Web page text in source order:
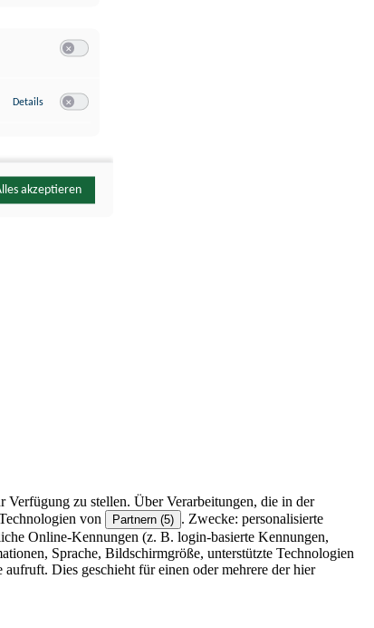
zu stellen. Über Verarbeitungen, die in der
von Partnern (5) . Zwecke: personalisierte
Online-Kennungen (z. B. login-basierte Kennungen,
Sprache, Bildschirmgröße, unterstützte Technologien
Dies geschieht für einen oder mehrere der hier
Details zu YouTube
akzeptieren